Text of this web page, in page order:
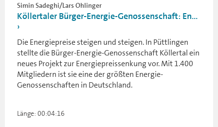
Simin Sadeghi/Lars Ohlinger
Köllertaler Bürger-Energie-Genossenschaft: En...
Die Energiepreise steigen und steigen. In Püttlingen
stellte die Bürger-Energie-Genossenschaft Köllertal ein
neues Projekt zur Energiepreissenkung vor. Mit 1.400
Mitgliedern ist sie eine der größten Energie-
Genossenschaften in Deutschland.
Länge: 00:04:16